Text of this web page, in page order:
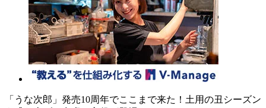
「うな次郎」発売10周年でここまで来た！土用の丑シーズン